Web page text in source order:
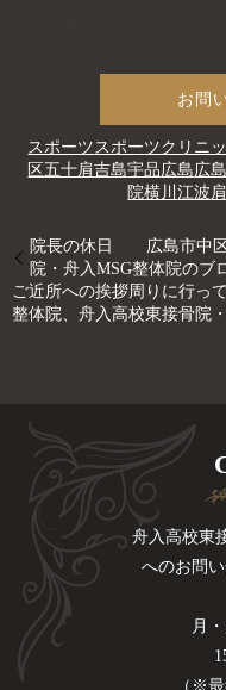
お問
スポーツ スポーツクリニ
区 五十肩吉島宇品広島広
院横川江波
院長の休日 広島市中区
院・舟入MSG整体院のブ
ご近所への挨拶周りに行っ
整体院、舟入高校東接骨院
舟入高校東
へのお問
月
（※